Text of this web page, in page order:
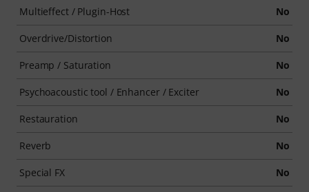
Multieffect / Plugin-Host No
Overdrive/Distortion No
Preamp / Saturation No
Psychoacoustic tool / Enhancer / Exciter No
Restauration No
Reverb No
Special FX No